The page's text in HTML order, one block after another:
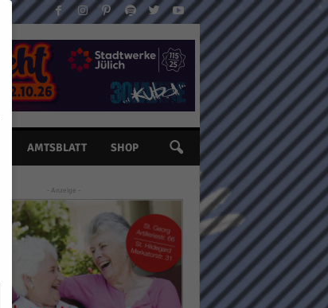
AMTSBLATT SHOP
- Anzeige -